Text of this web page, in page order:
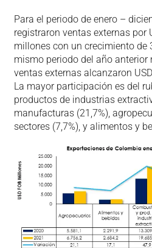
Para el periodo de enero –
registraron ventas externas por
millones con un crecimiento de
mismo periodo del año
ventas externas alcanzaron
La mayor participación es del
productos de industrias
manufacturas (21,7%),
sectores (7,7%), y alimentos y